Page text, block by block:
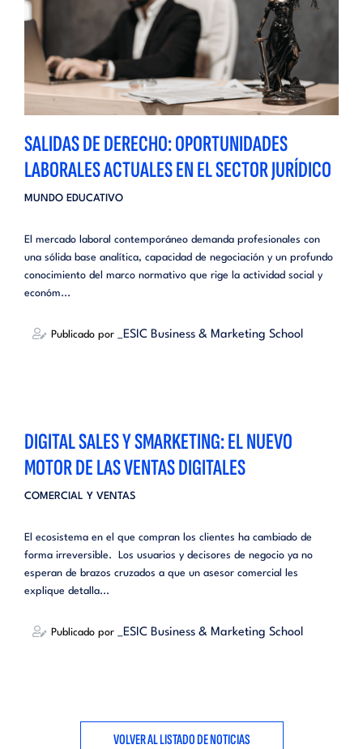
SALIDAS DE DERECHO: OPORTUNIDADES
LABORALES ACTUALES EN EL SECTOR JURÍDICO
MUNDO EDUCATIVO
El mercado laboral contemporáneo demanda profesionales con
una sólida base analítica, capacidad de negociación y un profundo
conocimiento del marco normativo que rige la actividad social y
económ...
Publicado por _ESIC Business & Marketing School
DIGITAL SALES Y SMARKETING: EL NUEVO
MOTOR DE LAS VENTAS DIGITALES
COMERCIAL Y VENTAS
El ecosistema en el que compran los clientes ha cambiado de
forma irreversible. Los usuarios y decisores de negocio ya no
esperan de brazos cruzados a que un asesor comercial les
explique detalla...
Publicado por _ESIC Business & Marketing School
VOLVER AL LISTADO DE NOTICIAS